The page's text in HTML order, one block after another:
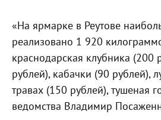
«На ярмарке в Реутове
реализовано 1 920
краснодарская клубника (200
рублей), кабачки (90 рублей),
травах (150 рублей), тушеная
ведомства Владимир